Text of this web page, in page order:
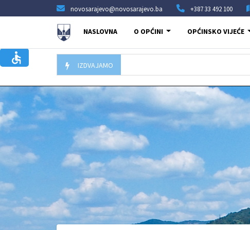
novosarajevo@novosarajevo.ba +387 33 492 100
NASLOVNA O OPĆINI OPĆINSKO VIJEĆE
IZDVAJAMO